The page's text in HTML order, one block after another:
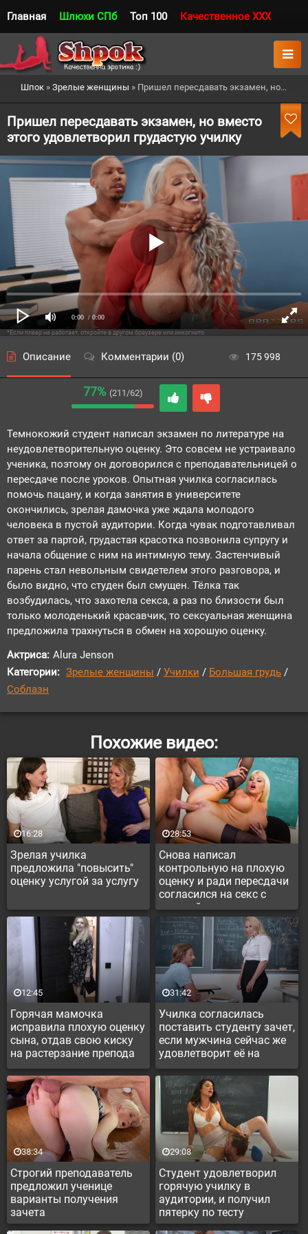
Главная Шлюхи СПб Топ 100 Качественное XXX
Шпок » Зрелые женщины » Пришел пересдавать экзамен, но вместо этого удовлетворил грудастую училку
Пришел пересдавать экзамен, но вместо
этого удовлетворил грудастую училку
0:00 / 0:00
*Если плеер не работает, откройте в другом браузере или инкогнито
Описание Комментарии (0)
77% (211/62)
175 998
Темнокожий студент написал экзамен по литературе на
неудовлетворительную оценку. Это совсем не устраивало
ученика, поэтому он договорился с преподавательницей о
пересдаче после уроков. Опытная училка согласилась
помочь пацану, и когда занятия в университете
окончились, зрелая дамочка уже ждала молодого
человека в пустой аудитории. Когда чувак подготавливал
ответ за партой, грудастая красотка позвонила супругу и
начала общение с ним на интимную тему. Застенчивый
парень стал невольным свидетелем этого разговора, и
было видно, что студен был смущен. Тёлка так
возбудилась, что захотела секса, а раз по близости был
только молоденький красавчик, то сексуальная женщина
предложила трахнуться в обмен на хорошую оценку.
Актриса: Alura Jenson
Категории: Зрелые женщины / Училки / Большая грудь /
Соблазн
Похожие видео:
Зрелая училка
предложила "повысить"
оценку услугой за услугу
16:28
Снова написал
контрольную на плохую
оценку и ради пересдачи
согласился на секс с
училкой
28:53
Горячая мамочка
исправила плохую оценку
сына, отдав свою киску
на растерзание препода
12:45
Училка согласилась
поставить студенту зачет,
если мужчина сейчас же
удовлетворит её на
преподавательском столе
31:42
Строгий преподаватель
предложил ученице
варианты получения
зачета
38:34
Студент удовлетворил
горячую училку в
аудитории, и получил
пятерку по тесту
29:08